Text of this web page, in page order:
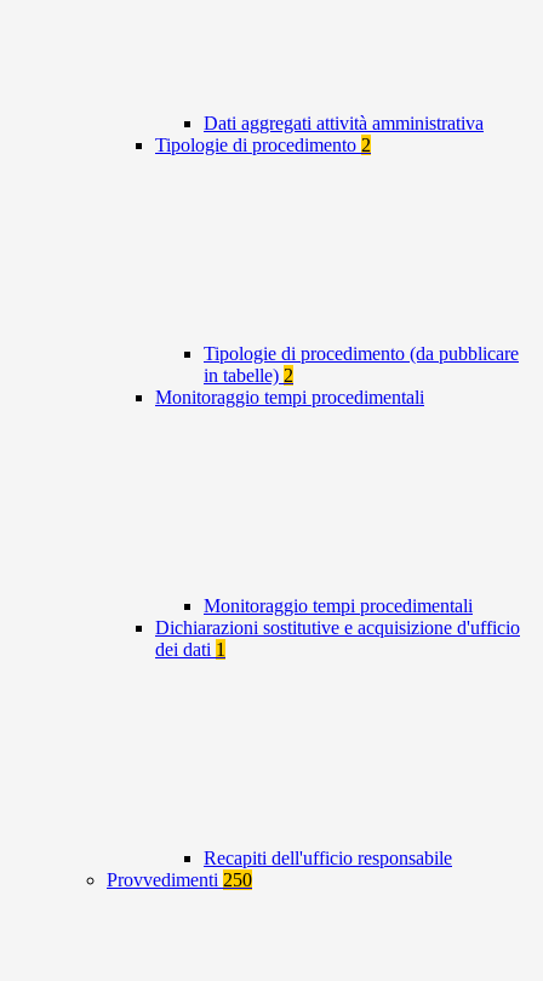
Dati aggregati attività amministrativa
Tipologie di procedimento 2
Tipologie di procedimento (da pubblicare
in tabelle) 2
Monitoraggio tempi procedimentali
Monitoraggio tempi procedimentali
Dichiarazioni sostitutive e acquisizione d'ufficio
dei dati 1
Recapiti dell'ufficio responsabile
Provvedimenti 250